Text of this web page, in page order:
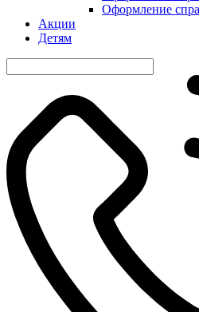
Оформление
Акции
Детям